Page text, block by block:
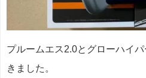
プルームエス2.0とグローハイ
きました。